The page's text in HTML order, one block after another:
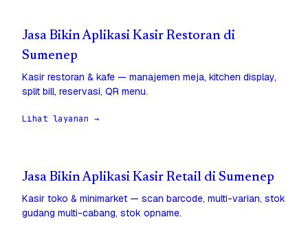
Jasa Bikin Aplikasi Kasir Restoran di
Sumenep
Kasir restoran & kafe — manajemen meja, kitchen display,
split bill, reservasi, QR menu.
Lihat layanan →
Jasa Bikin Aplikasi Kasir Retail di Sumenep
Kasir toko & minimarket — scan barcode, multi-varian, stok
gudang multi-cabang, stok opname.